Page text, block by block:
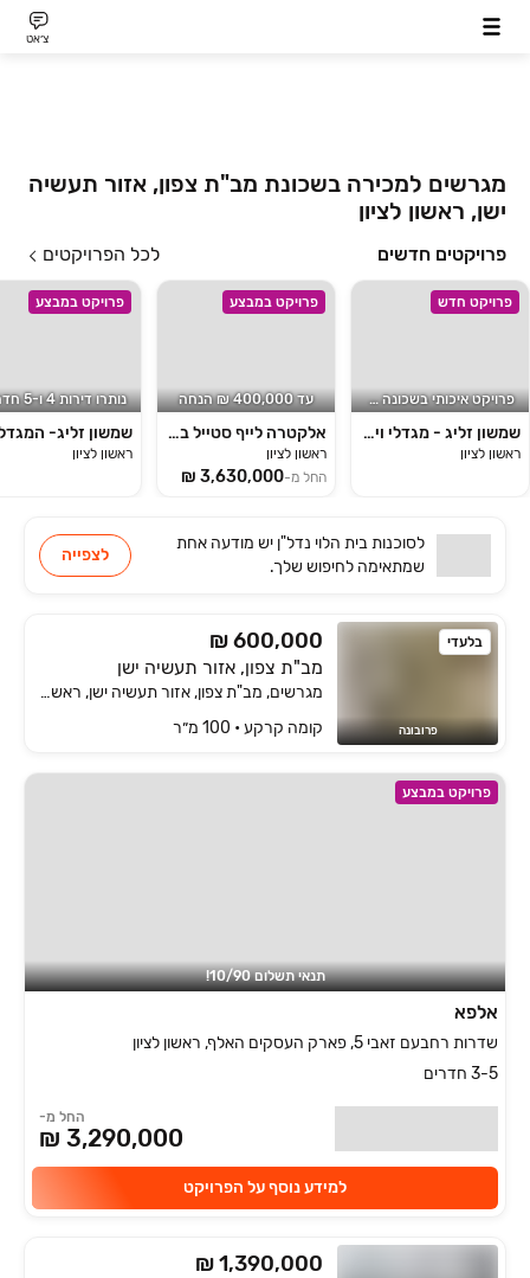
צ׳אט
מגרשים למכירה בשכונת מב"ת צפון, אזור תעשיה
ישן, ראשון לציון
פרויקטים חדשים לכל הפרויקטים
פרויקט חדש
פרויקט איכותי בשכונה חדשה
שמשון זליג - מגדלי וילאז'
ראשון לציון
פרויקט במבצע
עד 400,000 ₪ הנחה
אלקטרה לייף סטייל במתחם האלף
ראשון לציון
החל מ-
פרויקט במבצע
נותרו דירות 4 ו-5 חדרים!
שמשון זליג-
ראשון לציון
לסוכנותבית הלוי נדל"ן יש מודעה אחת
שמתאימה לחיפוש שלך.
לצפייה
בלעדי
פרובונה
₪ 600,000
מב"ת צפון, אזור תעשיה ישן
מגרשים, מב"ת צפון, אזור תעשיה ישן, ראשון לציון
קומה ‎קרקע‏ • 100 מ״ר
פרויקט במבצע
תנאי תשלום 10/90!
אלפא
שדרות רחבעם זאבי 5, פארק העסקים האלף, ראשון לציון
3-5 חדרים
החל מ-
3,290,000 ₪
למידע נוסף על הפרויקט
₪ 1,390,000